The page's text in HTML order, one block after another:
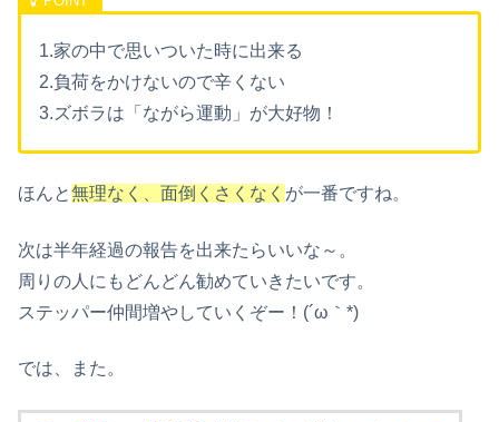
1.家の中で思いついた時に出来る
2.負荷をかけないので辛くない
3.ズボラは「ながら運動」が大好物！
ほんと無理なく、面倒くさくなく が一番ですね。
次は半年経過の報告を出来たらいいな～。
周りの人にもどんどん勧めていきたいです。
ステッパー仲間増やしていくぞー！(´ω｀*)
では、また。